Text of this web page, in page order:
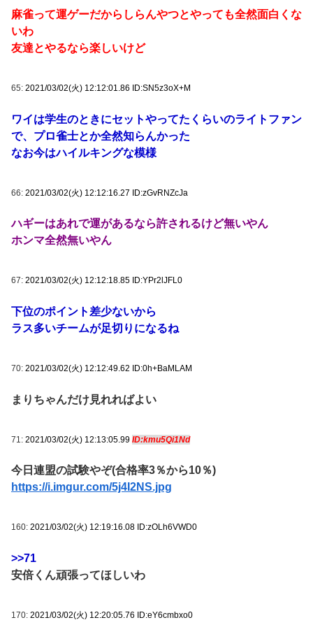
麻雀って運ゲーだからしらんやつとやっても全然面白くな
いわ
友達とやるなら楽しいけど
65: 2021/03/02(火) 12:12:01.86 ID:SN5z3oX+M
ワイは学生のときにセットやってたくらいのライトファン
で、プロ雀士とか全然知らんかった
なお今はハイルキングな模様
66: 2021/03/02(火) 12:12:16.27 ID:zGvRNZcJa
ハギーはあれで運があるなら許されるけど無いやん
ホンマ全然無いやん
67: 2021/03/02(火) 12:12:18.85 ID:YPr2lJFL0
下位のポイント差少ないから
ラス多いチームが足切りになるね
70: 2021/03/02(火) 12:12:49.62 ID:0h+BaMLAM
まりちゃんだけ見れればよい
71: 2021/03/02(火) 12:13:05.99 ID:kmu5Qi1Nd
今日連盟の試験やぞ(合格率3％から10％)
https://i.imgur.com/5j4I2NS.jpg
160: 2021/03/02(火) 12:19:16.08 ID:zOLh6VWD0
>>71
安倍くん頑張ってほしいわ
170: 2021/03/02(火) 12:20:05.76 ID:eY6cmbxo0